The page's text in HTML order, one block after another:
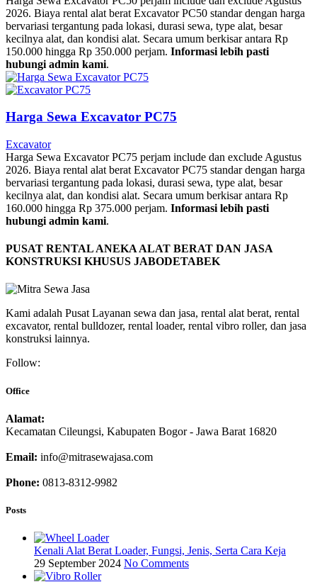
2026. Biaya rental alat berat Excavator PC50 standar dengan harga
bervariasi tergantung pada lokasi, durasi sewa, type alat, besar
kecilnya alat, dan kondisi alat. Secara umum berkisar antara Rp
150.000 hingga Rp 350.000 perjam. Informasi lebih pasti
hubungi admin kami.
Harga Sewa Excavator PC75
Excavator
Harga Sewa Excavator PC75 perjam include dan exclude Agustus
2026. Biaya rental alat berat Excavator PC75 standar dengan harga
bervariasi tergantung pada lokasi, durasi sewa, type alat, besar
kecilnya alat, dan kondisi alat. Secara umum berkisar antara Rp
160.000 hingga Rp 375.000 perjam. Informasi lebih pasti
hubungi admin kami.
PUSAT RENTAL ANEKA ALAT BERAT DAN JASA
KONSTRUKSI KHUSUS JABODETABEK
Kami adalah Pusat Layanan sewa dan jasa, rental alat berat, rental
excavator, rental bulldozer, rental loader, rental vibro roller, dan jasa
konstruksi lainnya.
Follow:
Office
Alamat:
Kecamatan Cileungsi, Kabupaten Bogor - Jawa Barat 16820
Email: info@mitrasewajasa.com
Phone: 0813-8312-9982
Posts
Kenali Alat Berat Loader, Fungsi, Jenis, Serta Cara Keja
29 September 2024 No Comments